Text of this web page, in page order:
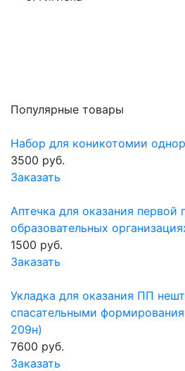
Популярные товары
Набор для коникотомии
3500 руб.
Заказать
Аптечка для оказания
образовательных
1500 руб.
Заказать
Укладка для оказания ПП
спасательными
209н)
7600 руб.
Заказать